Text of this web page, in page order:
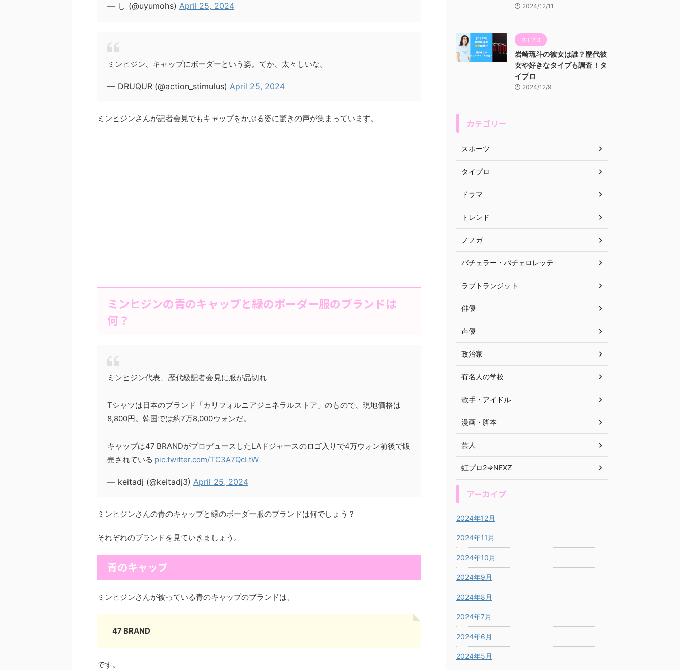
— し (@uyumohs) April 25, 2024
ミンヒジン、キャップにボーダーという姿。てか、太々しいな。
— DRUQUR (@action_stimulus) April 25, 2024
ミンヒジンさんが記者会見でもキャップをかぶる姿に驚きの声が集まっています。
ミンヒジンの青のキャップと緑のボーダー服のブランドは
何？
ミンヒジン代表、歴代級記者会見に服が品切れ
Tシャツは日本のブランド「カリフォルニアジェネラルストア」のもので、現地価格は
8,800円。韓国では約7万8,000ウォンだ。
キャップは47 BRANDがプロデュースしたLAドジャースのロゴ入りで4万ウォン前後で販
売されている pic.twitter.com/TC3A7QcLtW
— keitadj (@keitadj3) April 25, 2024
ミンヒジンさんの青のキャップと緑のボーダー服のブランドは何でしょう？
それぞれのブランドを見ていきましょう。
青のキャップ
ミンヒジンさんが被っている青のキャップのブランドは、
47 BRAND
です。
2024/12/11
タイプロ
岩崎琉斗の彼女は誰？歴代彼
女や好きなタイプも調査！タ
イプロ
2024/12/9
カテゴリー
スポーツ
タイプロ
ドラマ
トレンド
ノノガ
バチェラー・バチェロレッテ
ラブトランジット
俳優
声優
政治家
有名人の学校
歌手・アイドル
漫画・脚本
芸人
虹プロ2⇒NEXZ
アーカイブ
2024年12月
2024年11月
2024年10月
2024年9月
2024年8月
2024年7月
2024年6月
2024年5月